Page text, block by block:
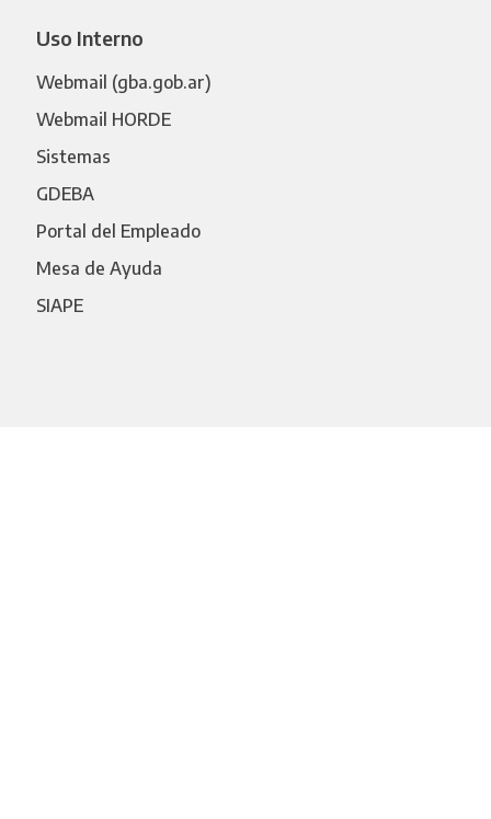
Uso Interno
Webmail (gba.gob.ar)
Webmail HORDE
Sistemas
GDEBA
Portal del Empleado
Mesa de Ayuda
SIAPE